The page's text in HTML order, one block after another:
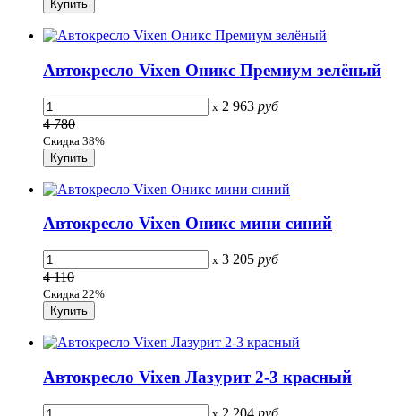
Автокресло Vixen Оникс Премиум зелёный
x 2 963 руб
4 780
Скидка 38%
Автокресло Vixen Оникс мини синий
x 3 205 руб
4 110
Скидка 22%
Автокресло Vixen Лазурит 2-3 красный
x 2 204 руб